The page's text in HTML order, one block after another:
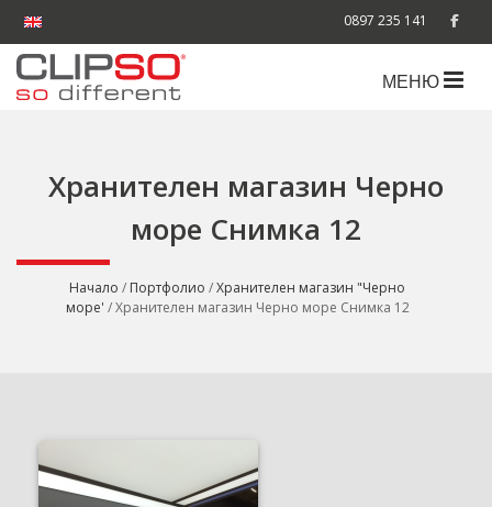
0897 235 141
МЕНЮ
Хранителен магазин Черно
море Снимка 12
Начало / Портфолио /Хранителен магазин "Черно
море' / Хранителен магазин Черно море Снимка 12